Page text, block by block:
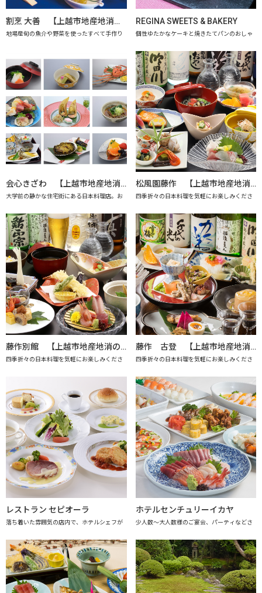
割烹 大善 【上越市地産地消推進の店認定店】
地場産旬の魚介や野菜を使ったすべて手作り
REGINA SWEETS & BAKERY
個性ゆたかなケーキと焼きたてパンのおしゃ
会心きざわ 【上越市地産地消の店認定店】
大学前の静かな住宅街にある日本料理店。お
松風園藤作 【上越市地産地消の店認定店】
四季折々の日本料理を気軽にお楽しみくださ
藤作別館 【上越市地産地消の店認定店】
四季折々の日本料理を気軽にお楽しみくださ
藤作 古登 【上越市地産地消の店認定店】
四季折々の日本料理を気軽にお楽しみくださ
レストラン セピオーラ
落ち着いた雰囲気の店内で、ホテルシェフが
ホテルセンチュリーイカヤ
少人数～大人数様のご宴会、パーティなどさ